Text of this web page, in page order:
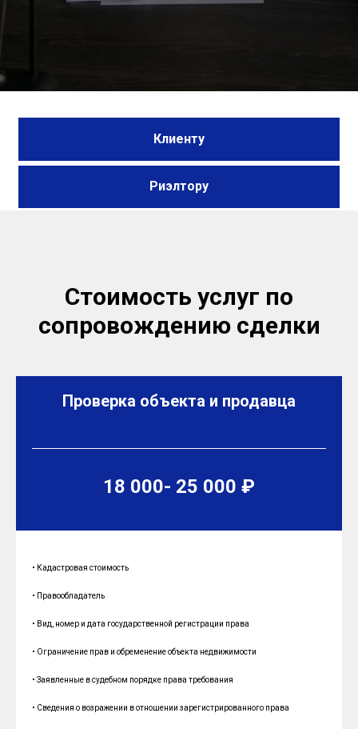
Клиенту
Риэлтору
Стоимость услуг по
сопровождению сделки
Проверка объекта и продавца
18 000- 25 000 ₽
• Кадастровая стоимость
• Правообладатель
• Вид, номер и дата государственной регистрации права
• Ограничение прав и обременение объекта недвижимости
• Заявленные в судебном порядке права требования
• Сведения о возражении в отношении зарегистрированного права